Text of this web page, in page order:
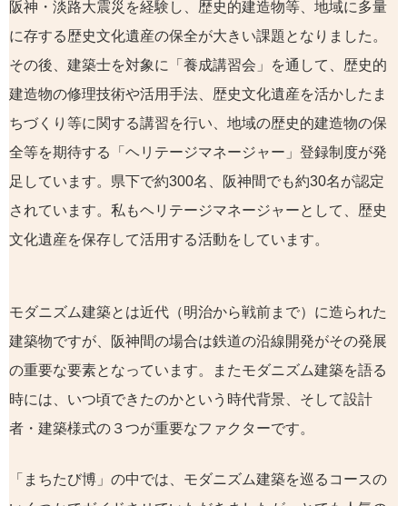
阪神・淡路大震災を経験し、歴史的建造物等、地域に多量
に存する歴史文化遺産の保全が大きい課題となりました。
その後、建築士を対象に「養成講習会」を通して、歴史的
建造物の修理技術や活用手法、歴史文化遺産を活かしたま
ちづくり等に関する講習を行い、地域の歴史的建造物の保
全等を期待する「ヘリテージマネージャー」登録制度が発
足しています。県下で約300名、阪神間でも約30名が認定
されています。私もヘリテージマネージャーとして、歴史
文化遺産を保存して活用する活動をしています。
モダニズム建築とは近代（明治から戦前まで）に造られた
建築物ですが、阪神間の場合は鉄道の沿線開発がその発展
の重要な要素となっています。またモダニズム建築を語る
時には、いつ頃できたのかという時代背景、そして設計
者・建築様式の３つが重要なファクターです。
「まちたび博」の中では、モダニズム建築を巡るコースの